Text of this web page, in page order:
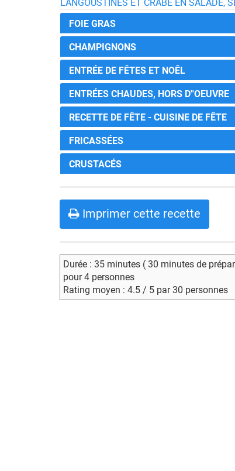
LANGOUSTINES ET CRABE EN SALADE,
FOIE GRAS
CHAMPIGNONS
ENTRÉE DE FÊTES ET NOÊL
ENTRÉES CHAUDES, HORS D''OEUVRE
RECETTE DE FÊTE - CUISINE DE FÊTE
FRICASSÉES
CRUSTACÉS
Imprimer cette recette
Durée : 35 minutes ( 30 minutes de
pour 4 personnes
Rating moyen : 4.5 / 5 par 30 personnes